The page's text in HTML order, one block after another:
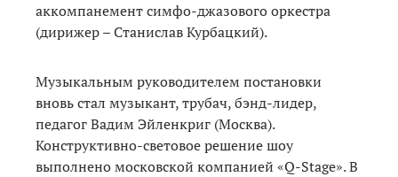
аккомпанемент симфо-джазового оркестра
(дирижер – Станислав Курбацкий).
Музыкальным руководителем постановки
вновь стал музыкант, трубач, бэнд-лидер,
педагог Вадим Эйленкриг (Москва).
Конструктивно-световое решение шоу
выполнено московской компанией «Q-Stage». В